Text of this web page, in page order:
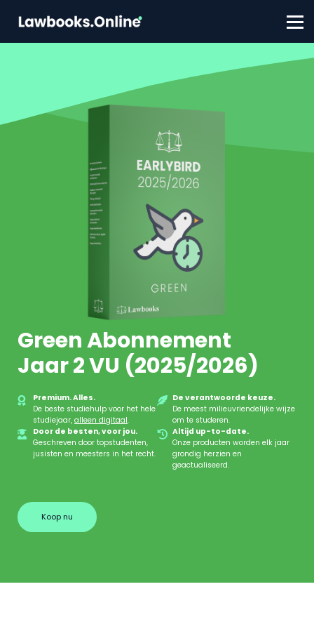
FAQ
Contact
Inloggen
Green Abonnement
Jaar 2 VU (2025/2026)
Premium. Alles.
De beste studiehulp voor het hele
studiejaar, alleen digitaal.
De verantwoorde keuze.
De meest milieuvriendelijke wijze
om te studeren.
Door de besten, voor jou.
Geschreven door topstudenten,
jusisten en meesters in het recht.
Altijd up-to-date.
Onze producten worden elk jaar
grondig herzien en
geactualiseerd.
Koop nu